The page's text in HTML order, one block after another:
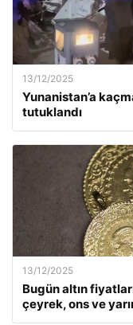
13/12/2025
Yunanistan’a
tutuklandı
13/12/2025
Bugün altın
çeyrek, ons ve